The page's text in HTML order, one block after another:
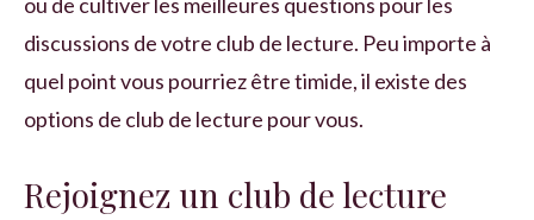
discussions de votre club de lecture. Peu importe à
quel point vous pourriez être timide, il existe des
options de club de lecture pour vous.
Rejoignez un club de lecture